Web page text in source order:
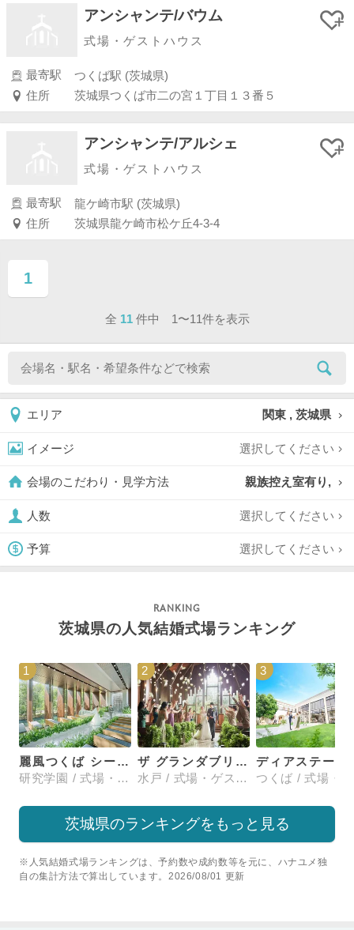
アンシャンテ/バウム
式場・ゲストハウス
最寄駅
つくば駅 (茨城県)
住所
茨城県つくば市二の宮１丁目１３番５
アンシャンテ/アルシェ
式場・ゲストハウス
最寄駅
龍ケ崎市駅 (茨城県)
住所
茨城県龍ケ崎市松ケ丘4-3-4
1
ページ目
全 11 件中 1〜11件を表示
エリア 関東 , 茨城県
イメージ 選択してください
会場のこだわり・見学方法 親族控え室有り,
人数 選択してください
予算 選択してください
茨城県の人気結婚式場ランキング
1
麗風つくば シーズンズテラス
研究学園 / 式場・ゲストハウス
2
ザ グランダブリュー 水戸(THE GRANDW MITO）
水戸 / 式場・ゲストハウス
3
茨城県のランキングをもっと見る
※人気結婚式場ランキングは、予約数や成約数等を元に、ハナユメ独
自の集計方法で算出しています。2026/08/01 更新